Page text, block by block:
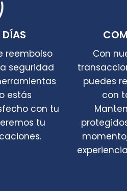
reembolso
seguridad
estás
con tu
tu
Con
puedes
con